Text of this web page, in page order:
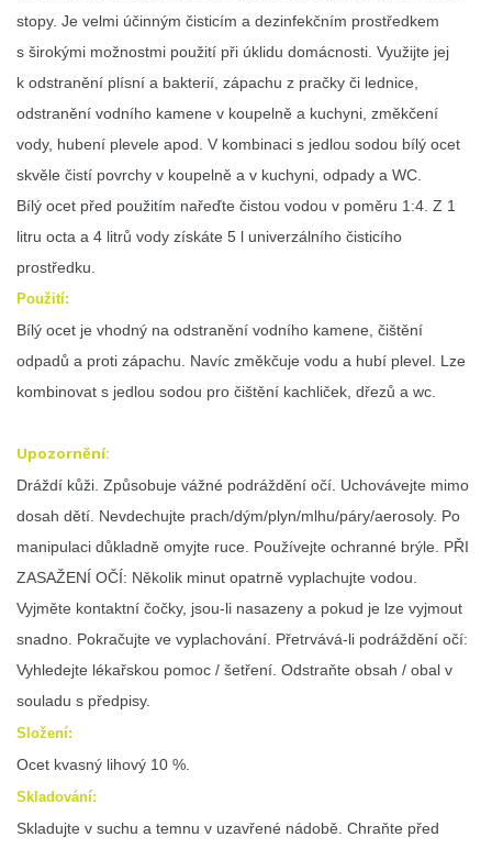
stopy. Je velmi účinným čisticím a dezinfekčním prostředkem
s širokými možnostmi použití při úklidu domácnosti. Využijte jej
k odstranění plísní a bakterií, zápachu z pračky či lednice,
odstranění vodního kamene v koupelně a kuchyni, změkčení
vody, hubení plevele apod. V kombinaci s jedlou sodou bílý ocet
skvěle čistí povrchy v koupelně a v kuchyni, odpady a WC.
Bílý ocet před použitím nařeďte čistou vodou v poměru 1:4. Z 1
litru octa a 4 litrů vody získáte 5 l univerzálního čisticího
prostředku.
Použití:
Bílý ocet je vhodný na odstranění vodního kamene, čištění
odpadů a proti zápachu. Navíc změkčuje vodu a hubí plevel. Lze
kombinovat s jedlou sodou pro čištění kachliček, dřezů a wc.
Upozornění:
Dráždí kůži. Způsobuje vážné podráždění očí. Uchovávejte mimo
dosah dětí. Nevdechujte prach/dým/plyn/mlhu/páry/aerosoly. Po
manipulaci důkladně omyjte ruce. Používejte ochranné brýle. PŘI
ZASAŽENÍ OČÍ: Několik minut opatrně vyplachujte vodou.
Vyjměte kontaktní čočky, jsou-li nasazeny a pokud je lze vyjmout
snadno. Pokračujte ve vyplachování. Přetrvává-li podráždění očí:
Vyhledejte lékařskou pomoc / šetření. Odstraňte obsah / obal v
souladu s předpisy.
Složení:
Ocet kvasný lihový 10 %.
Skladování:
Skladujte v suchu a temnu v uzavřené nádobě. Chraňte před